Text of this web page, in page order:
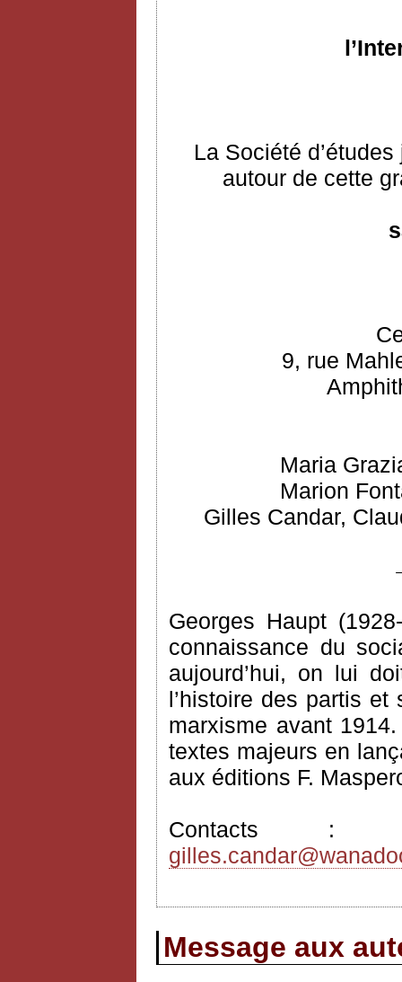
La Société
autour de cette
9, rue
Maria
Marion
Gilles Candar,
Georges Haupt
connaissance du
aujourd’hui, on lui
l’histoire des partis
marxisme avant
textes majeurs en
aux éditions F.
Contacts
Message aux